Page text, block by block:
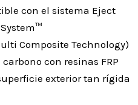
con el sistema Eject
Composite Technology)
con resinas FRP
exterior tan rígida